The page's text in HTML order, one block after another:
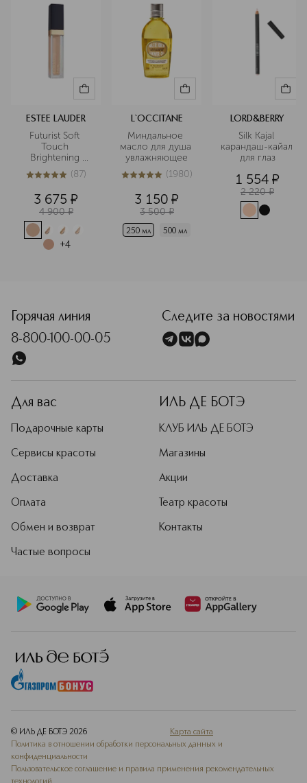
ESTEE LAUDER
Futurist Soft
Touch
Brightening
Skincealer
Консилер
5из 587 (87)
3 675 ¤
4 900 ¤
+4
L`OCCITANE
Миндальное
масло для душа
увлажняющее
5из 51980 (1980)
3 150 ¤
3 500 ¤
250 мл 500 мл
LORD&BERRY
Silk Kajal
карандаш-кайал
для глаз
1 554 ¤
2 220 ¤
Горячая линия
8-800-100-00-05
Следите за новостями
Для вас
Подарочные карты
Сервисы красоты
Доставка
Оплата
Обмен и возврат
Частые вопросы
ИЛЬ ДЕ БОТЭ
КЛУБ ИЛЬ ДЕ БОТЭ
Магазины
Акции
Театр красоты
Контакты
© ИЛЬ ДЕ БОТЭ 2026
Карта сайта
Политика в отношении обработки персональных данных и
конфиденциальности
Пользовательское соглашение и правила применения рекомендательных